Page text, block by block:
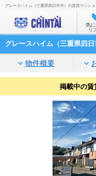
グレースハイム（三重県四日市市）の賃貸マンシ
気
リ
グレースハイム（三重県四
物件概要
掲載中の賃